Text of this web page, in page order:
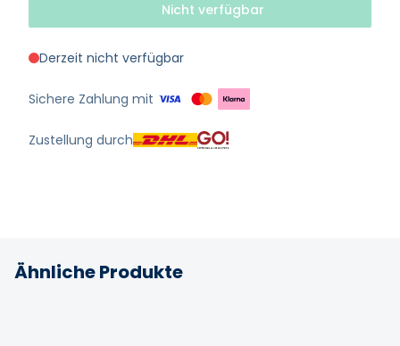
Nicht verfügbar
Derzeit nicht verfügbar
Sichere Zahlung mit
Zustellung durch
Ähnliche Produkte